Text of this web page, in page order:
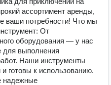
ассортимент аренды,
ваши потребности! Что мы
От
оборудования — у нас
для выполнения
Наши инструменты
готовы к использованию.
надежные